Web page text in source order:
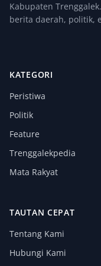
Kabupaten
berita daerah, politik,
KATEGORI
Peristiwa
Politik
Feature
Trenggalekpedia
Mata Rakyat
TAUTAN CEPAT
Tentang Kami
Hubungi Kami